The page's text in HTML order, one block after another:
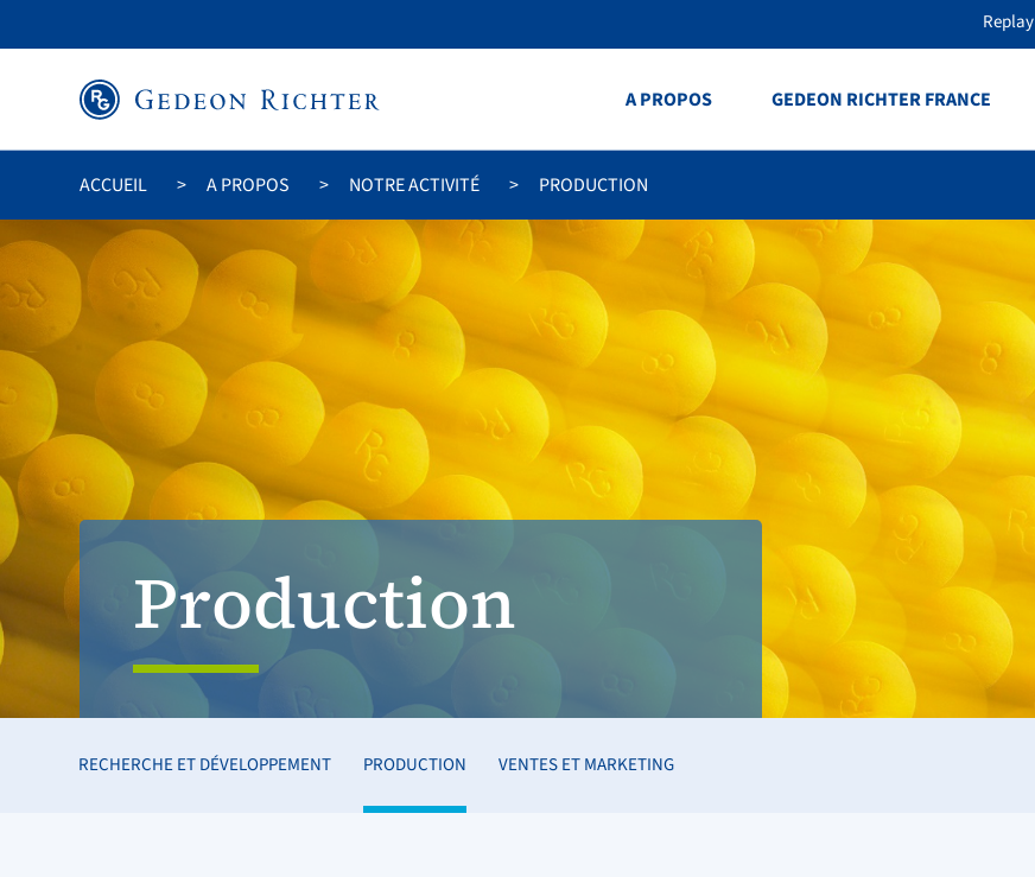
Replay
A PROPOS GEDEON RICHTER FRANCE
ACCUEIL A PROPOS NOTRE ACTIVITÉ PRODUCTION
Production
RECHERCHE ET DÉVELOPPEMENT PRODUCTION VENTES ET MARKETING